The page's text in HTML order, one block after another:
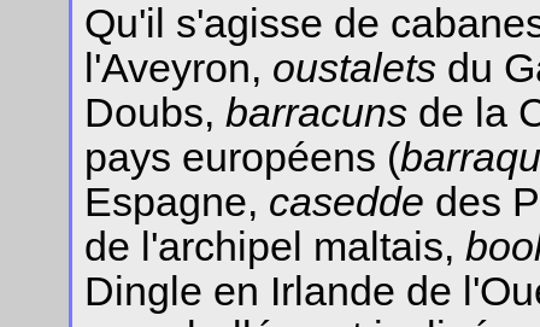
Qu'il s'agisse de
l'Aveyron, oustalets du
Doubs, barracuns de la
pays européens (
Espagne, casedde des
de l'archipel maltais,
Dingle en Irlande de